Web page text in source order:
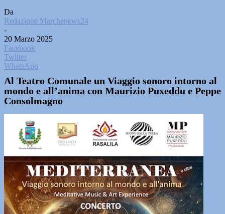
Da
Redazione Marchenews24
-
20 Marzo 2025
Facebook
Twitter
WhatsApp
Al Teatro Comunale un Viaggio sonoro intorno al
mondo e all’anima con Maurizio Puxeddu e Peppe
Consolmagno